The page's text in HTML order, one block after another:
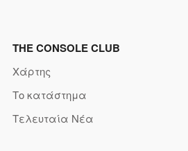
THE CONSOLE CLUB
Χάρτης
Το κατάστημα
Τελευταία Νέα